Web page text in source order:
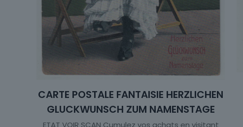
CARTE POSTALE FANTAISIE HERZLICHEN
GLUCKWUNSCH ZUM NAMENSTAGE
ETAT VOIR SCAN Cumulez vos achats en visitant